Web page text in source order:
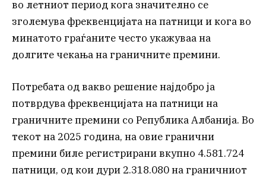
во летниот период кога значително се
зголемува фреквенцијата на патници и кога во
минатото граѓаните често укажуваа на
долгите чекања на граничните премини.
Потребата од вакво решение најдобро ја
потврдува фреквенцијата на патници на
граничните премини со Република Албанија. Во
текот на 2025 година, на овие гранични
премини биле регистрирани вкупно 4.581.724
патници, од кои дури 2.318.080 на граничниот